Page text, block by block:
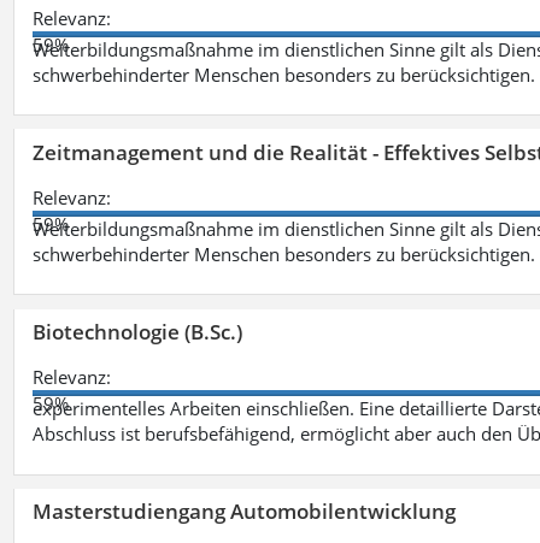
Relevanz:
59%
Weiterbildungsmaßnahme im dienstlichen Sinne gilt als
schwerbehinderter Menschen besonders zu berücksichtigen.
Zeitmanagement und die Realität - Effektives
Relevanz:
59%
Weiterbildungsmaßnahme im dienstlichen Sinne gilt als
schwerbehinderter Menschen besonders zu berücksichtigen.
Biotechnologie (B.Sc.)
Relevanz:
59%
experimentelles Arbeiten einschließen. Eine detaillierte
Abschluss ist berufsbefähigend, ermöglicht aber auch den
Masterstudiengang Automobilentwicklung